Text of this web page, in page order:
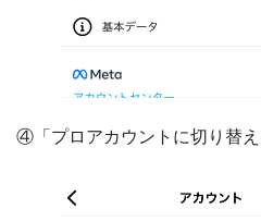
④「プロアカウントに切り替え